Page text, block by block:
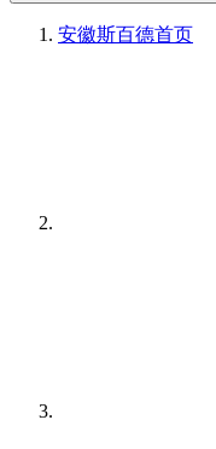
安徽斯百德首页